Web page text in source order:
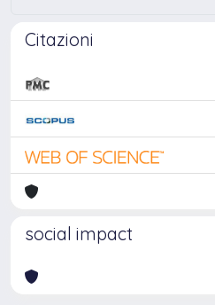
Citazioni
social impact